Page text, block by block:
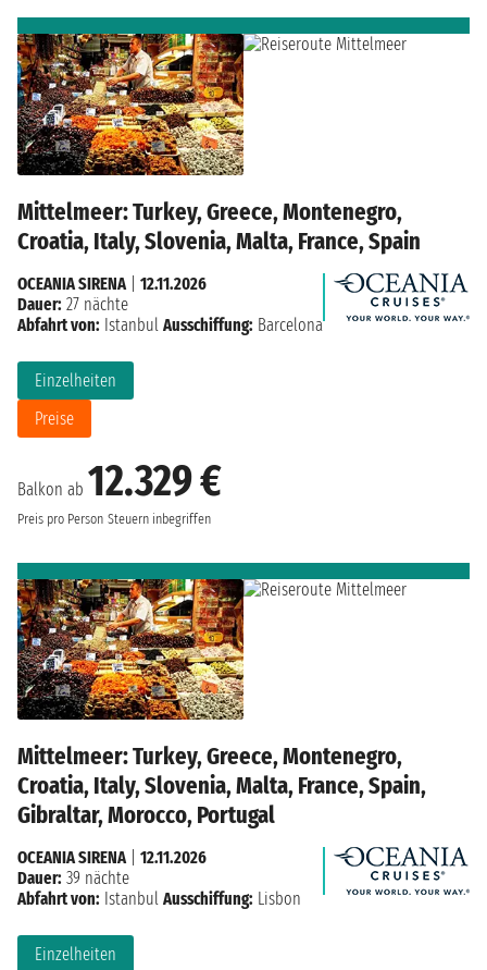
Mittelmeer: Turkey, Greece, Montenegro,
Croatia, Italy, Slovenia, Malta, France, Spain
Balkon ab 12.329 €
Preis pro Person Steuern inbegriffen
Einzelheiten
Preise
OCEANIA SIRENA
12.11.2026
Dauer: 27 nächte
Abfahrt von: Istanbul Ausschiffung: Barcelona
Mittelmeer: Turkey, Greece, Montenegro,
Croatia, Italy, Slovenia, Malta, France, Spain,
Gibraltar, Morocco, Portugal
Einzelheiten
OCEANIA SIRENA| 12.11.2026
Dauer: 39 nächte
Abfahrt von: Istanbul Ausschiffung: Lisbon